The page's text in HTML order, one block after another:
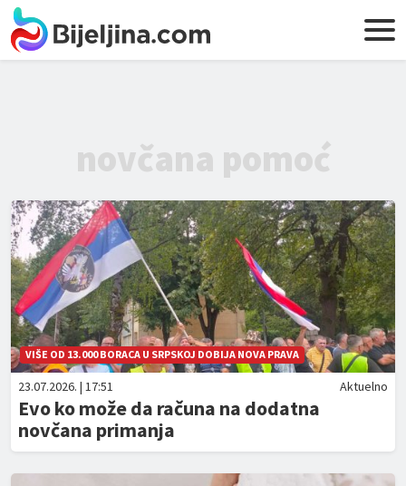
novčana pomoć
VIŠE OD 13.000 BORACA U SRPSKOJ DOBIJA NOVA PRAVA
23.07.2026. | 17:51 Aktuelno
Evo ko može da računa na dodatna
novčana primanja